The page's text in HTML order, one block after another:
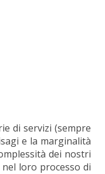
di servizi (sempre
e la marginalità
dei nostri
loro processo di